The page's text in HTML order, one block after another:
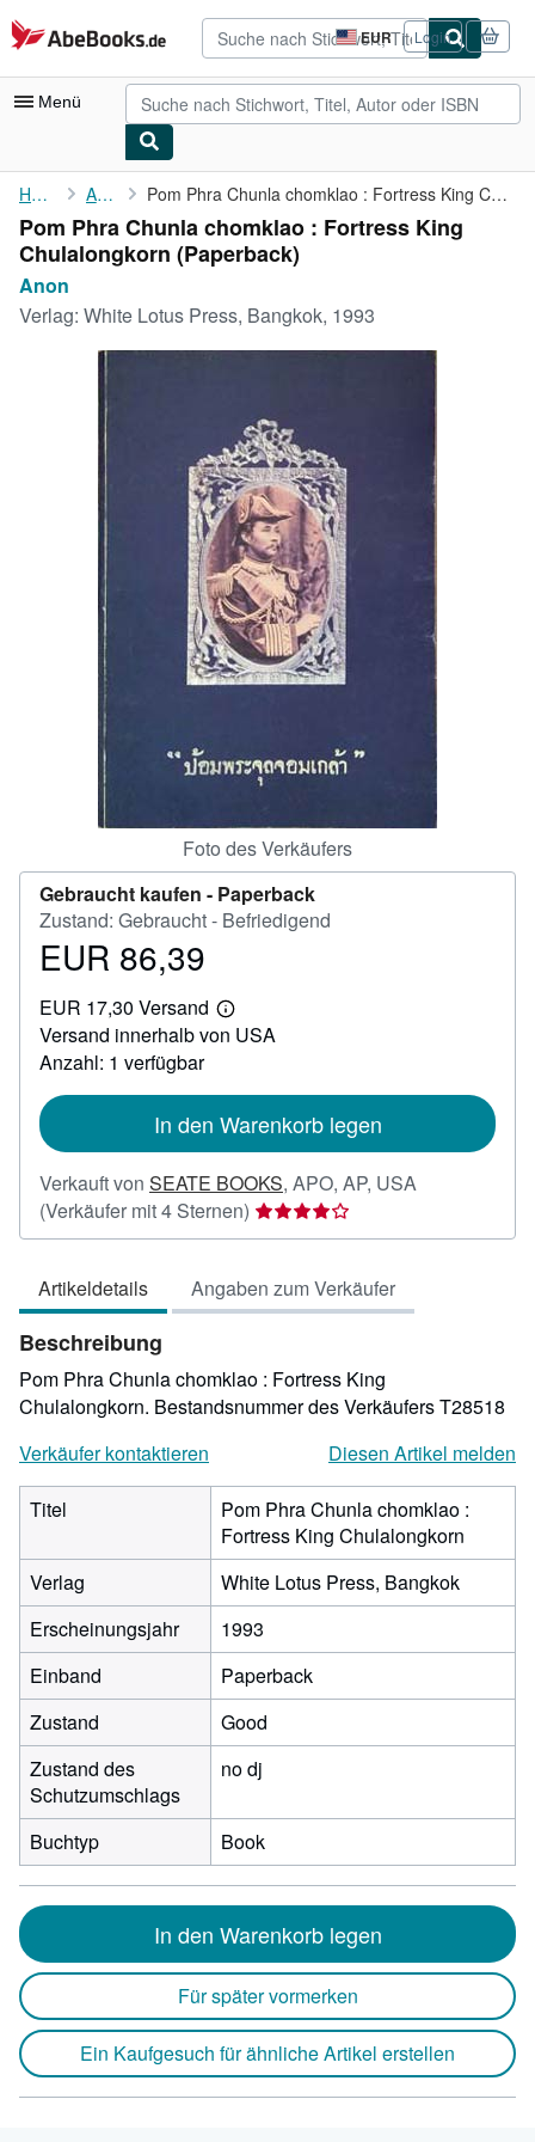
Zum Hauptinhalt
AbeBooks.de EUR
Seite
der
Einkaufseinstellungen.
Login
Menü
Nutzerkonto
Meine Bestellungen
Detailsuche
Sammlungen
Antiquarische Bücher
Kunst & Sammlerstücke
Verkäufer werden
SCHLIESSEN
Home Anon Pom Phra Chunla chomklao : Fortress King Chulalongkorn
Pom Phra Chunla chomklao : Fortress King
Chulalongkorn (Paperback)
Anon
Verlag: White Lotus Press, Bangkok, 1993
Foto des Verkäufers
Gebraucht kaufen - Paperback
Zustand: Gebraucht - Befriedigend
Preis
86,39
EUR 86,39
EUR 17,30 Versand
Weitere
Informationen
Versand innerhalb von USA
Anzahl: 1 verfügbar
In den Warenkorb legen
Verkauft von SEATE BOOKS, APO, AP, USA
(Verkäufer mit 4 Sternen) Verkäuferbewertung
4
5
Sternen
Artikeldetails Angaben zum Verkäufer
Beschreibung
Pom Phra Chunla chomklao : Fortress King
Chulalongkorn. Bestandsnummer des Verkäufers T28518
Verkäufer kontaktieren
Diesen Artikel melden
Titel
Pom Phra Chunla chomklao :
Fortress King Chulalongkorn
Verlag
White Lotus Press, Bangkok
Erscheinungsjahr
1993
Einband
Paperback
Zustand
Good
Zustand des
Schutzumschlags
no dj
Buchtyp Book
In den Warenkorb legen
Für später vormerken
Ein Kaufgesuch für ähnliche Artikel erstellen